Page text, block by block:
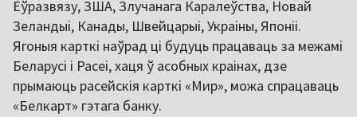
Еўразвязу, ЗША, Злучанага Каралеўства, Новай
Зеландыі, Канады, Швейцарыі, Украіны, Японіі.
Ягоныя карткі наўрад ці будуць працаваць за межамі
Беларусі і Расеі, хаця ў асобных краінах, дзе
прымаюць расейскія карткі «Мир», можа спрацаваць
«Белкарт» гэтага банку.